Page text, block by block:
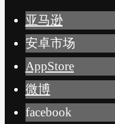
亚马逊
安卓市场
AppStore
微博
facebook